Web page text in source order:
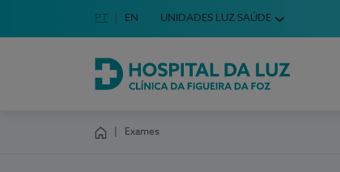
Escolha o seu idioma
Idioma em Português
PT English Language
EN UNIDADES LUZ SAÚDE
Hospital da Luz Clínica da Figueira da Foz
Exames